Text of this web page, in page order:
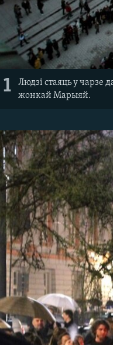
1
Людзі стаяць у чарзе
жонкай Марыяй.